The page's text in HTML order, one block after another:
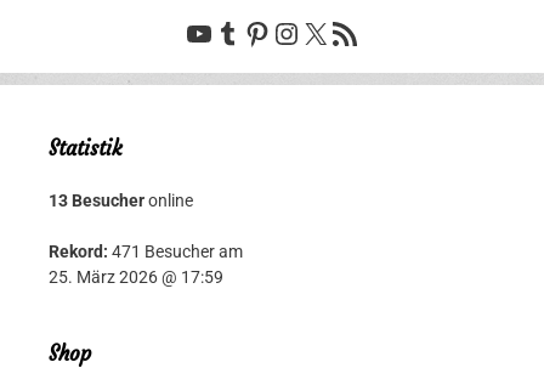
YouTube
Tumblr
Pinterest
Instagram
X RSS-Feed
Statistik
13 Besucheronline
Rekord: 471 Besucher am
25. März 2026 @ 17:59
Shop